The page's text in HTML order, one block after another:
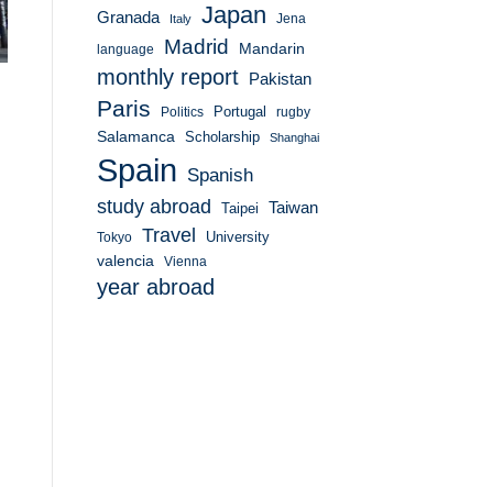
Granada Italy Japan Jena
language Madrid Mandarin
monthly report Pakistan
Paris Politics Portugal rugby
Salamanca Scholarship Shanghai
Spain Spanish
study abroad Taipei Taiwan
Tokyo Travel University
valencia Vienna
year abroad